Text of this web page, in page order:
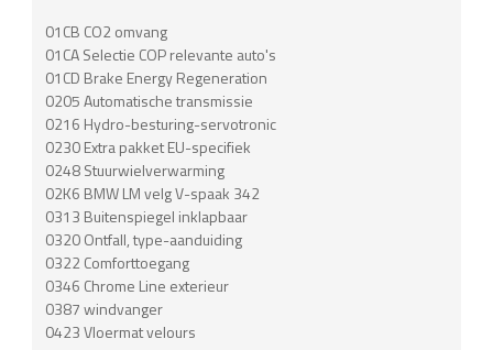
01CB CO2 omvang
01CA Selectie COP relevante auto's
01CD Brake Energy Regeneration
0205 Automatische transmissie
0216 Hydro-besturing-servotronic
0230 Extra pakket EU-specifiek
0248 Stuurwielverwarming
02K6 BMW LM velg V-spaak 342
0313 Buitenspiegel inklapbaar
0320 Ontfall, type-aanduiding
0322 Comforttoegang
0346 Chrome Line exterieur
0387 windvanger
0423 Vloermat velours